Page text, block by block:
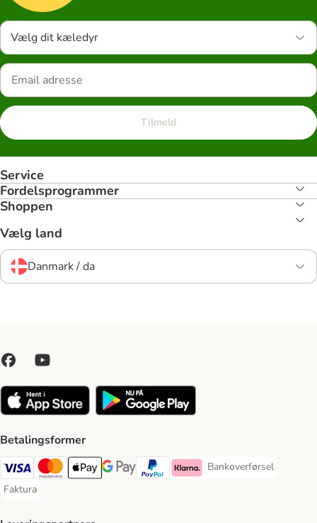
Vælg dit kæledyr
Tilmeld
Service
Fordelsprogrammer
Shoppen
Vælg land
Danmark / da
Betalingsformer
VISA Payment Method
Mastercard Payment Method
Apply pay Payment Method
Google Pay Payment Method
paypal Payment Method
Klarna Payment Method
Bankoverførsel
Bankoverførsel
Faktura
Faktura Payment Method